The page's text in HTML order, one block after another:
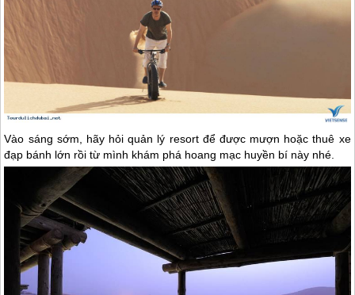
Vào sáng sớm, hãy hỏi quản lý resort để được mượn hoặc thuê xe
đạp bánh lớn rồi từ mình khám phá hoang mạc huyền bí này nhé.